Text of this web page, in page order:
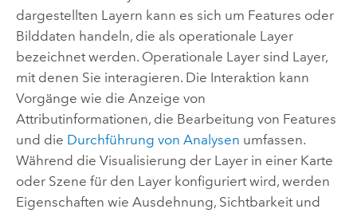
dargestellten Layern kann es sich um Features oder
Bilddaten handeln, die als operationale Layer
bezeichnet werden. Operationale Layer sind Layer,
mit denen Sie interagieren. Die Interaktion kann
Vorgänge wie die Anzeige von
Attributinformationen, die Bearbeitung von Features
und die Durchführung von Analysen umfassen.
Während die Visualisierung der Layer in einer Karte
oder Szene für den Layer konfiguriert wird, werden
Eigenschaften wie Ausdehnung, Sichtbarkeit und